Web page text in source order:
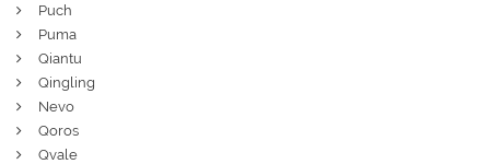
Puch
Puma
Qiantu
Qingling
Nevo
Qoros
Qvale